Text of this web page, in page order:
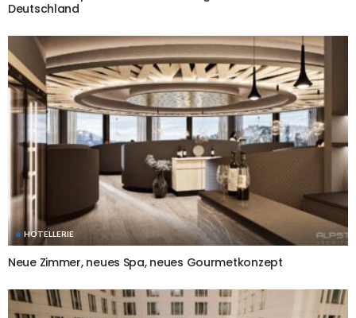
Deutschland
HOTELLERIE
Neue Zimmer, neues Spa, neues Gourmetkonzept